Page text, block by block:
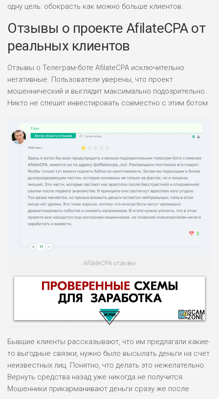
одну цель: обокрасть как можно больше клиентов.
Отзывы о проекте AfilateCPA от
реальных клиентов
Отзывы о Телеграм-боте AfilateCPA исключительно
негативные. Пользователи уверены, что проект
мошеннический и выглядит максимально подозрительно.
Никто не спешит инвестировать совместно с этим ботом.
AfilateCPA отзывы
НАЗВАНИЕ
Бывшие клиенты рассказывают, что им предлагали какие-
то выгодные связки, нужно было высылать деньги на счет
неизвестных лиц. Понятно, что делать это нежелательно.
Вернуть средства назад уже никогда не получится.
Мошенники прикарманивают деньги сразу же после